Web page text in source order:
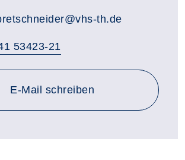
th.de
53423-21
E-Mail an
schreiben